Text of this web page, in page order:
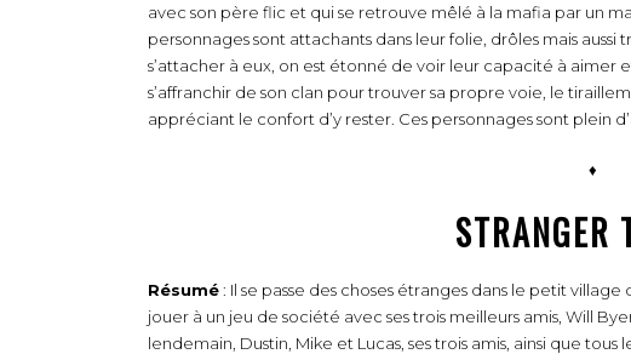
avec son père flic et qui se retrouve mêlé à la mafia par un
personnages sont attachants dans leur folie, drôles mais
s’attacher à eux, on est étonné de voir leur capacité à aimer
s’affranchir de son clan pour trouver sa propre voie, le
appréciant le confort d’y rester. Ces personnages sont plein
♦
STRANGER
Résumé: Il se passe des choses étranges dans le petit
jouer à un jeu de société avec ses trois meilleurs amis, Will
lendemain, Dustin, Mike et Lucas, ses trois amis, ainsi que